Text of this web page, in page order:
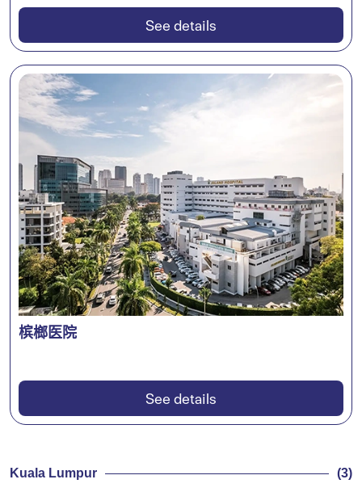
See details
槟榔医院
See details
Kuala Lumpur (3)